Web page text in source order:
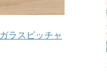
ラスピッチャ